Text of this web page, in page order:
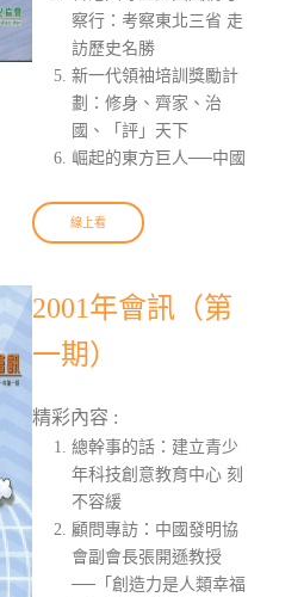
察行：考察東北三省 走
訪歷史名勝
新一代領袖培訓獎勵計
劃：修身、齊家、治
國、「評」天下
崛起的東方巨人──中國
線上看
2001年會訊（第
一期）
精彩內容 :
總幹事的話：建立青少
年科技創意教育中心 刻
不容緩
顧問專訪：中國發明協
會副會長張開遜教授
──「創造力是人類幸福